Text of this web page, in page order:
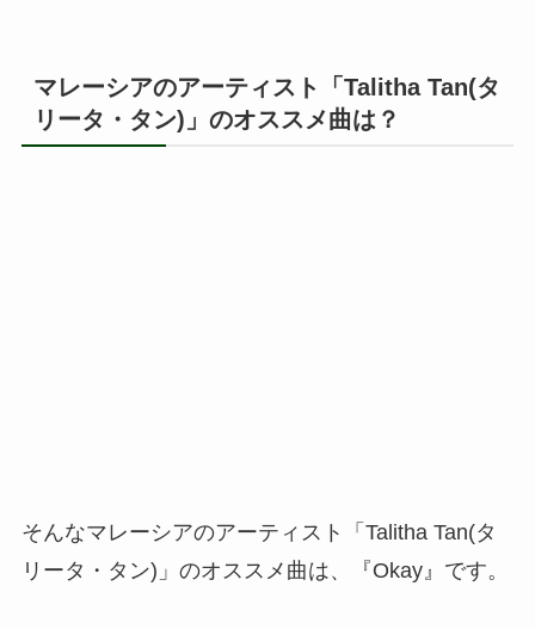
マレーシアのアーティスト「Talitha Tan(タ
リータ・タン)」のオススメ曲は？
そんなマレーシアのアーティスト「Talitha Tan(タ
リータ・タン)」のオススメ曲は、『Okay』です。